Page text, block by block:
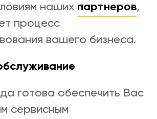
наших партнеров,
процесс
вашего бизнеса.
готова обеспечить Вас
сервисным